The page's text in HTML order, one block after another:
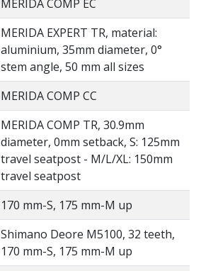
MERIDA COMP EC
MERIDA EXPERT TR, material:
aluminium, 35mm diameter, 0°
stem angle, 50 mm all sizes
MERIDA COMP CC
MERIDA COMP TR, 30.9mm
diameter, 0mm setback, S: 125mm
travel seatpost - M/L/XL: 150mm
travel seatpost
170 mm-S, 175 mm-M up
Shimano Deore M5100, 32 teeth,
170 mm-S, 175 mm-M up